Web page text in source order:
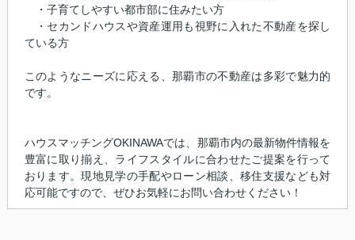
・子育てしやすい都市部に住みたい方
・セカンドハウスや資産運用も視野に入れた不動産を探し
ている方
このようなニーズに応える、那覇市の不動産は多彩で魅力的
です。
ハウスマッチングOKINAWAでは、那覇市内の最新物件情報を
豊富に取り揃え、ライフスタイルに合わせたご提案を行って
おります。現地見学の手配やローン相談、移住支援なども対
応可能ですので、ぜひお気軽にお問い合わせください！